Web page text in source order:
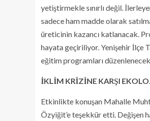
yetiştirmekle sınırlı değil.
sadece ham madde olarak
üreticinin kazancı katlanacak.
hayata geçiriliyor. Yenişehir İlçe
eğitim programları
İKLİM KRİZİNE KARŞI
Etkinlikte konuşan Mahalle
Özyiğit’e teşekkür etti. Değişen